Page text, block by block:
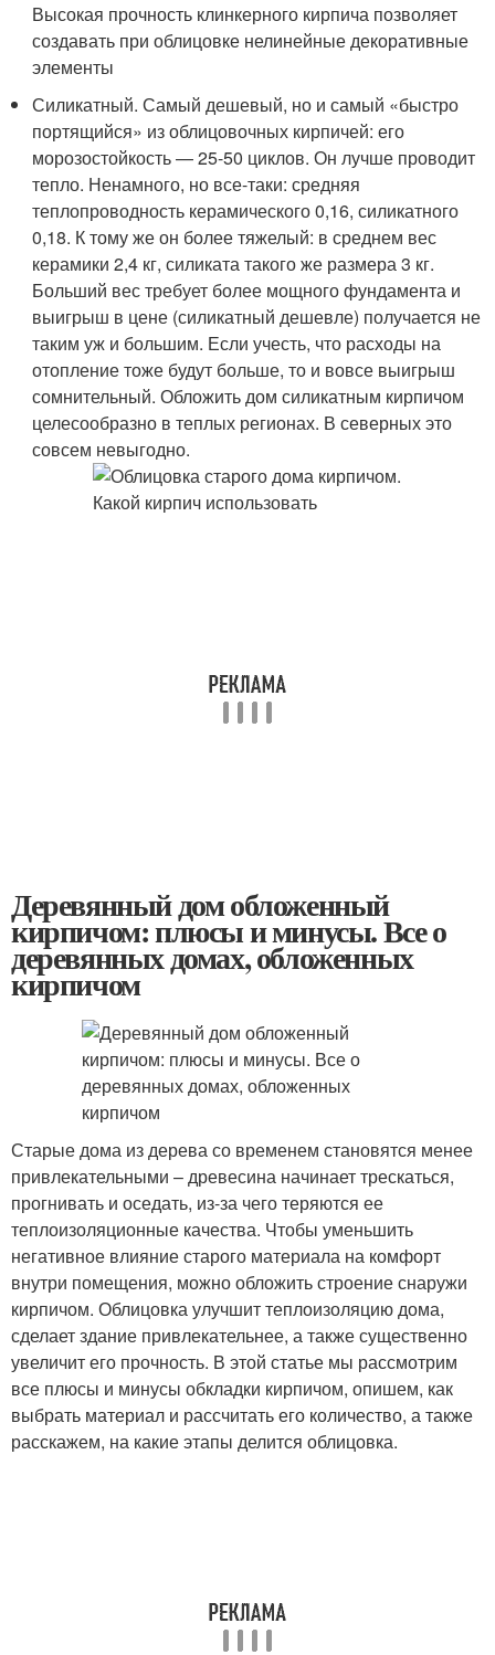
Высокая прочность клинкерного кирпича позволяет
создавать при облицовке нелинейные декоративные
элементы
Силикатный. Самый дешевый, но и самый «быстро
портящийся» из облицовочных кирпичей: его
морозостойкость — 25-50 циклов. Он лучше проводит
тепло. Ненамного, но все-таки: средняя
теплопроводность керамического 0,16, силикатного
0,18. К тому же он более тяжелый: в среднем вес
керамики 2,4 кг, силиката такого же размера 3 кг.
Больший вес требует более мощного фундамента и
выигрыш в цене (силикатный дешевле) получается не
таким уж и большим. Если учесть, что расходы на
отопление тоже будут больше, то и вовсе выигрыш
сомнительный. Обложить дом силикатным кирпичом
целесообразно в теплых регионах. В северных это
совсем невыгодно.
Деревянный дом обложенный
кирпичом: плюсы и минусы. Все о
деревянных домах, обложенных
кирпичом
Старые дома из дерева со временем становятся менее
привлекательными – древесина начинает трескаться,
прогнивать и оседать, из-за чего теряются ее
теплоизоляционные качества. Чтобы уменьшить
негативное влияние старого материала на комфорт
внутри помещения, можно обложить строение снаружи
кирпичом. Облицовка улучшит теплоизоляцию дома,
сделает здание привлекательнее, а также существенно
увеличит его прочность. В этой статье мы рассмотрим
все плюсы и минусы обкладки кирпичом, опишем, как
выбрать материал и рассчитать его количество, а также
расскажем, на какие этапы делится облицовка.